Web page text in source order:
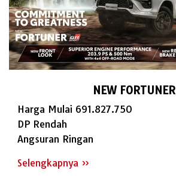
NEW FORTUNER
Harga Mulai 691.827.750
DP Rendah
Angsuran Ringan
Selengkapnya »